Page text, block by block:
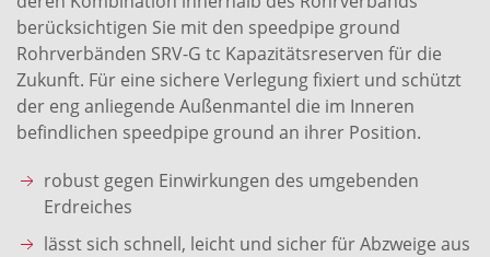
berücksichtigen Sie mit den speedpipe ground
Rohrverbänden SRV-G tc Kapazitätsreserven für die
Zukunft. Für eine sichere Verlegung fixiert und schützt
der eng anliegende Außenmantel die im Inneren
befindlichen speedpipe ground an ihrer Position.
robust gegen Einwirkungen des umgebenden
Erdreiches
lässt sich schnell, leicht und sicher für Abzweige aus